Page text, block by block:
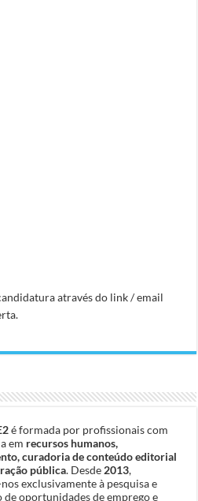
através do link / email
é formada por profissionais com
em recursos humanos,
curadoria de conteúdo editorial
pública. Desde 2013,
exclusivamente à pesquisa e
de oportunidades de emprego e